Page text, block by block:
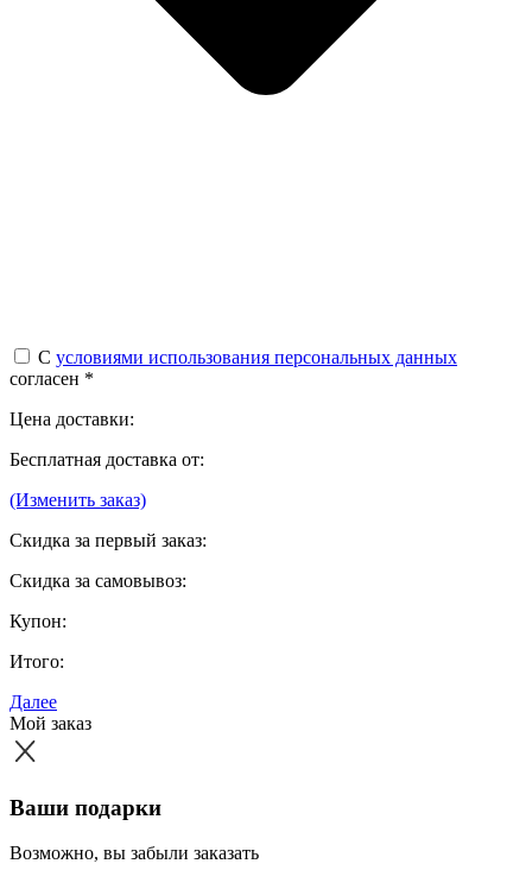
С условиями использования персональных данных
согласен *
Цена доставки:
Бесплатная доставка от:
(Изменить заказ)
Скидка за первый заказ:
Скидка за самовывоз:
Купон:
Итого:
Далее
Мой заказ
Ваши подарки
Возможно, вы забыли заказать